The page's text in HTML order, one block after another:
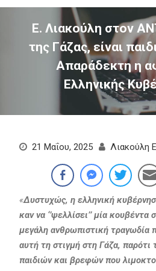
Ε. Λιακούλη στον
της Γάζας, είναι
Απαράδεκτη η
Ελληνικής
21 Μαΐου, 2025 Λιακούλη
«Δυστυχώς, η ελληνική
καν να ‘’ψελλίσει’’ μία
μεγάλη ανθρωπιστική τραγωδία
αυτή τη στιγμή στη Γάζα,
παιδιών και βρεφών που